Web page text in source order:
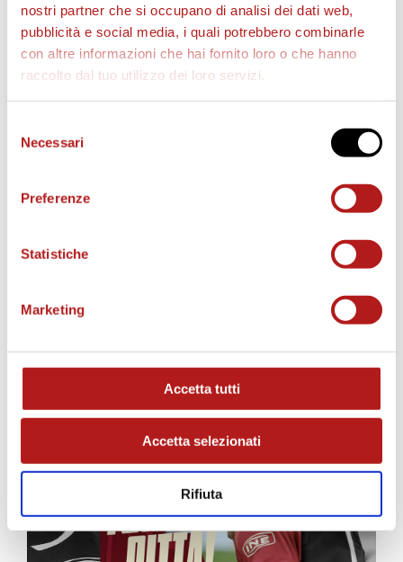
nostri partner che si occupano di analisi dei dati web,
pubblicità e social media, i quali potrebbero combinarle
con altre informazioni che hai fornito loro o che hanno
raccolto dal tuo utilizzo dei loro servizi.
delNecessari
Preferenze
Statistiche
Marketing
Accetta tutti
Accetta selezionati
Rifiuta
AS CITTADELLA STORE